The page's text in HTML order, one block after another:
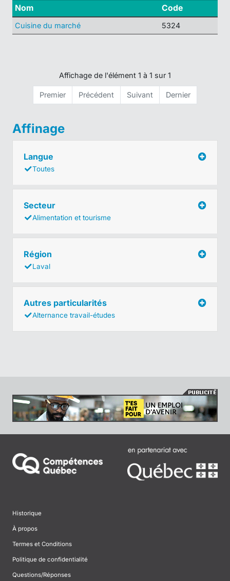
Nom Code
Cuisine du marché 5324
Affichage de l'élément 1 à 1 sur 1
Premier Précédent Suivant Dernier
Affinage
Langue
Toutes
Secteur
Alimentation et tourisme
Région
Laval
Autres particularités
Alternance travail-études
Historique
À propos
Termes et Conditions
Politique de confidentialité
Questions/Réponses